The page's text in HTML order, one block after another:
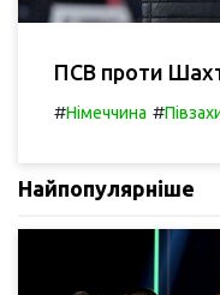
ПСВ проти
#Німеччина #
Найпопулярніше